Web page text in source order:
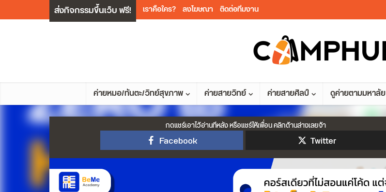
ส่งกิจกรรมขึ้นเว็บ ฟรี! เราคือใคร? ลงโฆษณา ติดต่อทีมงาน
ค่ายหมอ/ทันตะ/วิทย์สุขภาพ ค่ายสายวิทย์ ค่ายสายศิลป์ ดูค่ายตามมหาลัย
กดแชร์เอาไว้อ่านทีหลัง หรือแชร์ให้เพื่อน คลิกด้านล่างเลยจ้า
Facebook Twitter